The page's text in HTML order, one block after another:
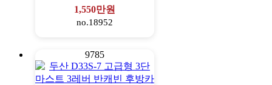
1,550만원
no.18952
9785